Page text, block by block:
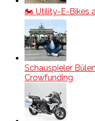
🏍️ Utility-E-Bikes
Schauspieler
Crowfunding